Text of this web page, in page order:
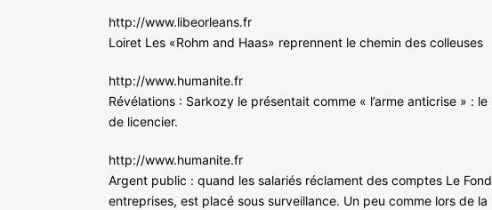
http://www.libeorleans.fr
Loiret Les «Rohm and Haas» reprennent le chemin des colleuses
http://www.humanite.fr
Révélations : Sarkozy le présentait comme « l’arme anticrise » :
de licencier.
http://www.humanite.fr
Argent public : quand les salariés réclament des comptes Le
entreprises, est placé sous surveillance. Un peu comme lors de